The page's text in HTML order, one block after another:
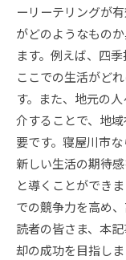
ーリーテリングが
がどのようなもの
ます。例えば、四
ここでの生活がど
す。また、地元の
介することで、地
要です。寝屋川市
新しい生活の期待
と導くことができ
での競争力を高め
読者の皆さま、本
却の成功を目指しま